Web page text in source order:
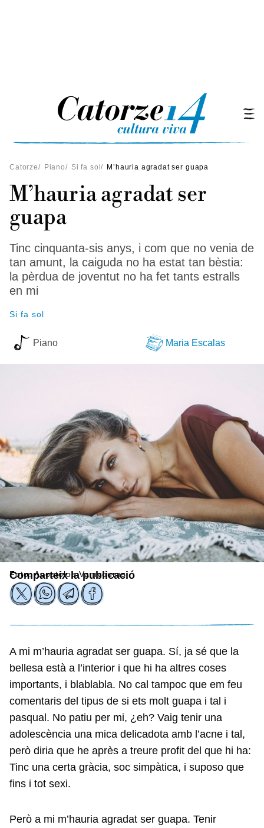
Catorze/ Piano/ Si fa sol/ M’hauria agradat ser guapa
M’hauria agradat ser
guapa
Tinc cinquanta-sis anys, i com que no venia de
tan amunt, la caiguda no ha estat tan bèstia:
la pèrdua de joventut no ha fet tants estralls
en mi
Si fa sol
Piano Maria Escalas
Foto: Apostolos Vamvouras
Comparteix la publicació
A mi m’hauria agradat ser guapa. Sí, ja sé que la
bellesa està a l’interior i que hi ha altres coses
importants, i blablabla. No cal tampoc que em feu
comentaris del tipus de si ets molt guapa i tal i
pasqual. No patiu per mi, ¿eh? Vaig tenir una
adolescència una mica delicadota amb l’acne i tal,
però diria que he après a treure profit del que hi ha:
Tinc una certa gràcia, soc simpàtica, i suposo que
fins i tot sexi.
Però a mi m’hauria agradat ser guapa. Tenir